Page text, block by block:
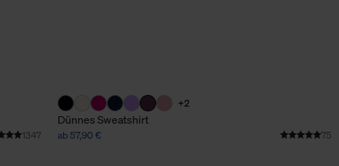
1347
+2
Dünnes Sweatshirt
ab 57,90 € 75